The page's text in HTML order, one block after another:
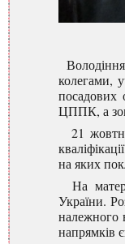
колегами,
посадових
ЦППК, а
21
на яких
На
України.
належного
напрямків